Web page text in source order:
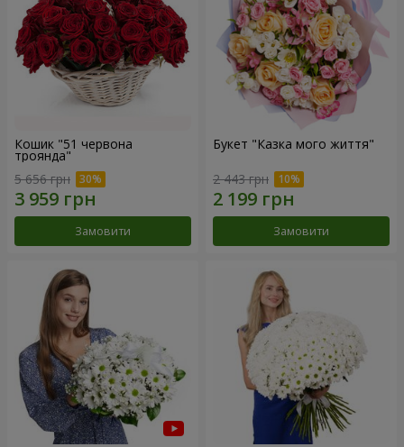
Кошик "51 червона
троянда"
5 656 грн
Замовити
Букет "Казка мого життя"
2 443 грн
Замовити